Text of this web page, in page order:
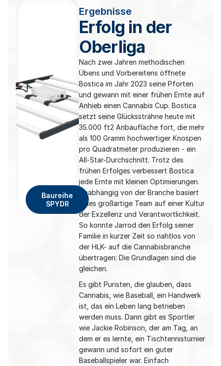
Baureihe
SPYDR
Ergebnisse
Erfolg in der
Oberliga
Nach zwei Jahren methodischen
Übens und Vorbereitens öffnete
Bostica im Jahr 2023 seine Pforten
und gewann mit einer frühen Ernte auf
Anhieb einen Cannabis Cup. Bostica
setzt seine Glückssträhne heute mit
35.000 ft2 Anbaufläche fort, die mehr
als 100 Gramm hochwertiger Knospen
pro Quadratmeter produzieren - ein
All-Star-Durchschnitt. Trotz des
frühen Erfolges verbessert Bostica
jede Ernte mit kleinen Optimierungen.
Unabhängig von der Branche basiert
jedes großartige Team auf einer Kultur
der Exzellenz und Verantwortlichkeit.
So konnte Jarrod den Erfolg seiner
Familie in kurzer Zeit so nahtlos von
der HLK- auf die Cannabisbranche
übertragen: Die Grundlagen sind die
gleichen.
Es gibt Puristen, die glauben, dass
Cannabis, wie Baseball, ein Handwerk
ist, das ein Leben lang betrieben
werden muss. Dann gibt es Sportler
wie Jackie Robinson, der am Tag, an
dem er es lernte, ein Tischtennisturnier
gewann und sofort ein guter
Baseballspieler war. Einfach